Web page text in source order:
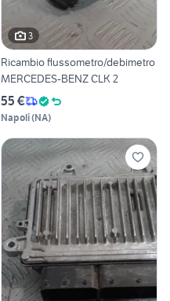
3
Ricambio flussometro/debimetro
MERCEDES-BENZ CLK 2
55 €
Napoli(NA)